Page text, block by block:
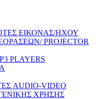
ΕΙΚΟΝΑΣ/ΗΧΟΥ
PROJECTOR
PLAYERS
AUDIO-VIDEO
ΧΡΗΣΗΣ